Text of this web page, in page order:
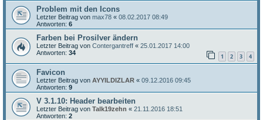
Problem mit den Icons
Letzter Beitrag von max78 « 08.02.2017 08:49
Antworten: 6
Farben bei Prosilver ändern
Letzter Beitrag von Contergantreff « 25.01.2017 14:00
Antworten: 34 1 2 3 4
Favicon
Letzter Beitrag von AYYILDIZLAR « 09.12.2016 09:45
Antworten: 9
V 3.1.10: Header bearbeiten
Letzter Beitrag von Talk19zehn « 21.11.2016 18:51
Antworten: 2